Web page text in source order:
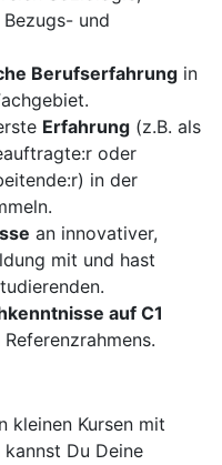
und
Berufserfahrung in
Erfahrung (z.B. als
oder
in der
an innovativer,
mit und hast
auf C1
kleinen Kursen mit
Du Deine